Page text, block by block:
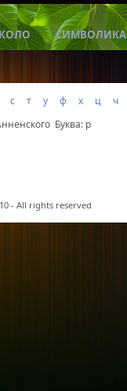
СИМВОЛИКА
с т у ф х ц ч
Буква: р
- All rights reserved